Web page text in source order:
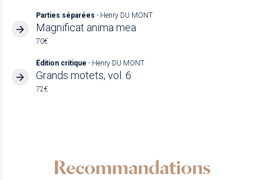
Parties séparées - Henry DU MONT
Magnificat anima mea
70€
Édition critique - Henry DU MONT
Grands motets, vol. 6
72€
Recommandations